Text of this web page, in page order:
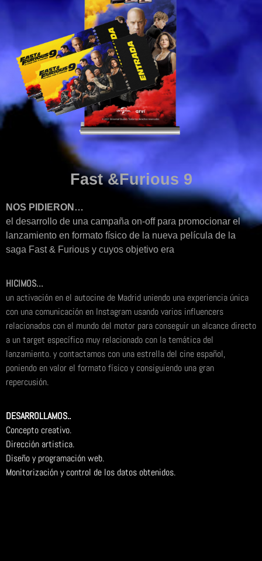
Fast &Furious 9
NOS PIDIERON…
el desarrollo de una campaña on-off para promocionar el
lanzamiento en formato físico de la nueva película de la
saga Fast & Furious y cuyos objetivo era
HICIMOS…
un activación en el autocine de Madrid uniendo una experiencia única
con una comunicación en Instagram usando varios influencers
relacionados con el mundo del motor para conseguir un alcance directo
a un target específico muy relacionado con la temática del
lanzamiento. y contactamos con una estrella del cine español,
poniendo en valor el formato físico y consiguiendo una gran
repercusión.
DESARROLLAMOS..
Concepto creativo.
Dirección artistica.
Diseño y programación web.
Monitorización y control de los datos obtenidos.